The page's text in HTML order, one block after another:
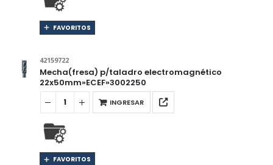
FAVORITOS
42159722
Mecha(fresa) p/taladro electromagnético
22x50mm»ECEF»3002250
INGRESAR
FAVORITOS